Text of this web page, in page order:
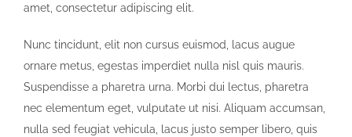
amet, consectetur adipiscing elit.
Nunc tincidunt, elit non cursus euismod, lacus augue
ornare metus, egestas imperdiet nulla nisl quis mauris.
Suspendisse a pharetra urna. Morbi dui lectus, pharetra
nec elementum eget, vulputate ut nisi. Aliquam accumsan,
nulla sed feugiat vehicula, lacus justo semper libero, quis